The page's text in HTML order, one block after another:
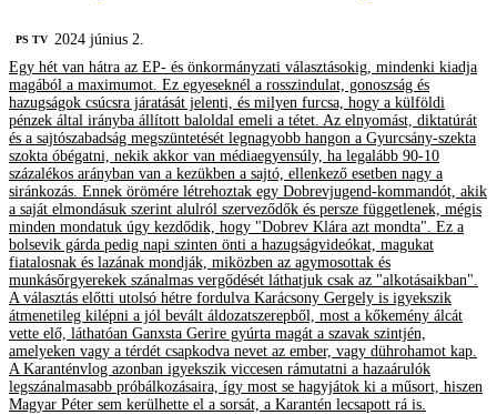
PS TV 2024 június 2.
Egy hét van hátra az EP- és önkormányzati választásokig, mindenki kiadja
magából a maximumot. Ez egyeseknél a rosszindulat, gonoszság és
hazugságok csúcsra járatását jelenti, és milyen furcsa, hogy a külföldi
pénzek által irányba állított baloldal emeli a tétet. Az elnyomást, diktatúrát
és a sajtószabadság megszüntetését legnagyobb hangon a Gyurcsány-szekta
szokta óbégatni, nekik akkor van médiaegyensúly, ha legalább 90-10
százalékos arányban van a kezükben a sajtó, ellenkező esetben nagy a
siránkozás. Ennek örömére létrehoztak egy Dobrevjugend-kommandót, akik
a saját elmondásuk szerint alulról szerveződők és persze függetlenek, mégis
minden mondatuk úgy kezdődik, hogy "Dobrev Klára azt mondta". Ez a
bolsevik gárda pedig napi szinten önti a hazugságvideókat, magukat
fiatalosnak és lazának mondják, miközben az agymosottak és
munkásőrgyerekek szánalmas vergődését láthatjuk csak az "alkotásaikban".
A választás előtti utolsó hétre fordulva Karácsony Gergely is igyekszik
átmenetileg kilépni a jól bevált áldozatszerepből, most a kőkemény álcát
vette elő, láthatóan Ganxsta Gerire gyúrta magát a szavak szintjén,
amelyeken vagy a térdét csapkodva nevet az ember, vagy dührohamot kap.
A Karanténvlog azonban igyekszik viccesen rámutatni a hazaárulók
legszánalmasabb próbálkozásaira, így most se hagyjátok ki a műsort, hiszen
Magyar Péter sem kerülhette el a sorsát, a Karantén lecsapott rá is.